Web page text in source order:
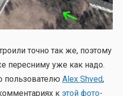
точ­но так же, поэто­му
пере­сни­му уже как надо.
поль­зо­ва­те­лю Alex Shved,
к этой фото­